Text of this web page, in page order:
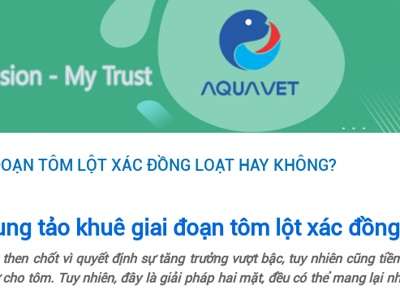
TÔM LỘT XÁC ĐỒNG LOẠT HAY KHÔNG?
tảo khuê giai đoạn tôm lột xác
chốt vì quyết định sự tăng trưởng vượt bậc, tuy nhiên cũng
tôm. Tuy nhiên, đây là giải pháp hai mặt, đều có thể mang lại